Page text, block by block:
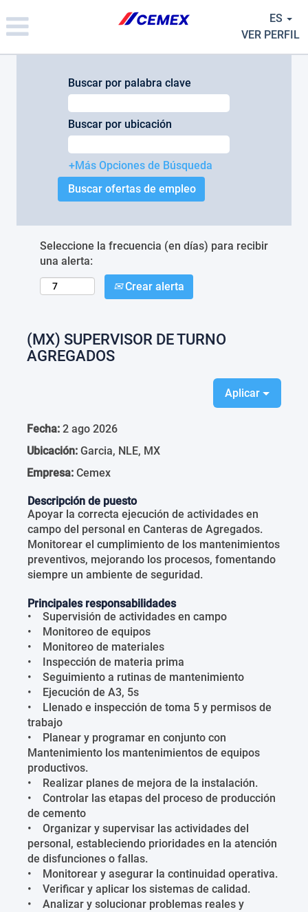
note:
This
ES
VER PERFIL
Buscar por palabra clave
Buscar por ubicación
+Más Opciones de Búsqueda
Seleccione la frecuencia (en días) para recibir
una alerta:
Crear alerta
(MX) SUPERVISOR DE TURNO
AGREGADOS
Aplicar
Fecha: 2 ago 2026
Ubicación: Garcia, NLE, MX
Empresa: Cemex
Descripción de puesto
Apoyar la correcta ejecución de actividades en
campo del personal en Canteras de Agregados.
Monitorear el cumplimiento de los mantenimientos
preventivos, mejorando los procesos, fomentando
siempre un ambiente de seguridad.
Principales responsabilidades
• Supervisión de actividades en campo
• Monitoreo de equipos
• Monitoreo de materiales
• Inspección de materia prima
• Seguimiento a rutinas de mantenimiento
• Ejecución de A3, 5s
• Llenado e inspección de toma 5 y permisos de
trabajo
• Planear y programar en conjunto con
Mantenimiento los mantenimientos de equipos
productivos.
• Realizar planes de mejora de la instalación.
• Controlar las etapas del proceso de producción
de cemento
• Organizar y supervisar las actividades del
personal, estableciendo prioridades en la atención
de disfunciones o fallas.
• Monitorear y asegurar la continuidad operativa.
• Verificar y aplicar los sistemas de calidad.
• Analizar y solucionar problemas reales y